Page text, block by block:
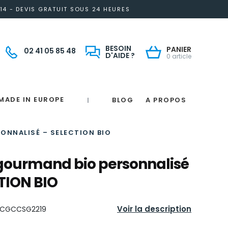
- DEVIS GRATUIT SOUS 24 HEURES
02 41 05 85 48 BESOIN
D'AIDE ?
PANIER
0 article
IN EUROPE | BLOG A PROPOS
– SELECTION BIO
bio personnalisé
BIO
Voir la description